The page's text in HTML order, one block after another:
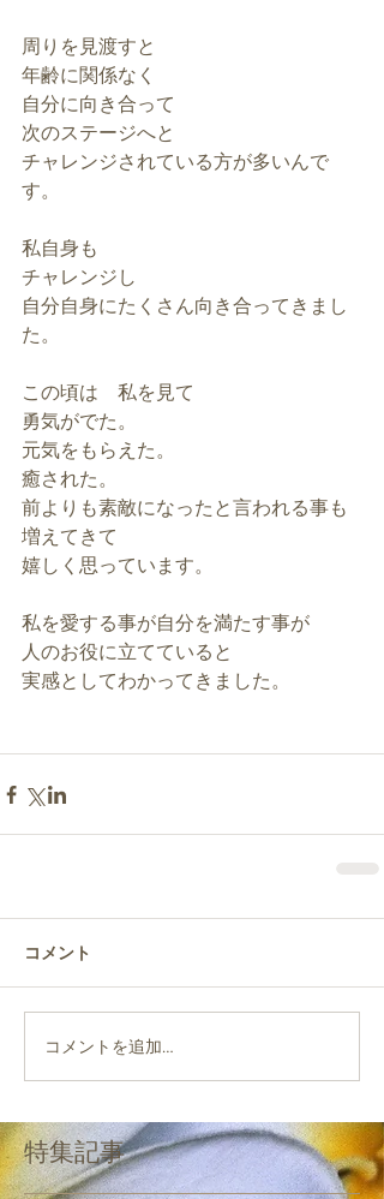
周りを見渡すと
年齢に関係なく
自分に向き合って
次のステージへと
チャレンジされている方が多いんで
す。
私自身も
チャレンジし
自分自身にたくさん向き合ってきまし
た。
この頃は　私を見て
勇気がでた。
元気をもらえた。
癒された。
前よりも素敵になったと言われる事も
増えてきて
嬉しく思っています。
私を愛する事が自分を満たす事が
人のお役に立てていると
実感としてわかってきました。
コメント
コメントを追加…
特集記事